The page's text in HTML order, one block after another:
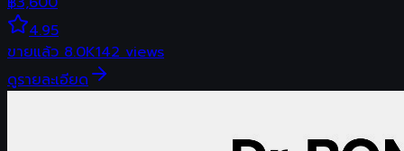
4.95
ขายแล้ว8.0K142views
ดูรายละเอียด